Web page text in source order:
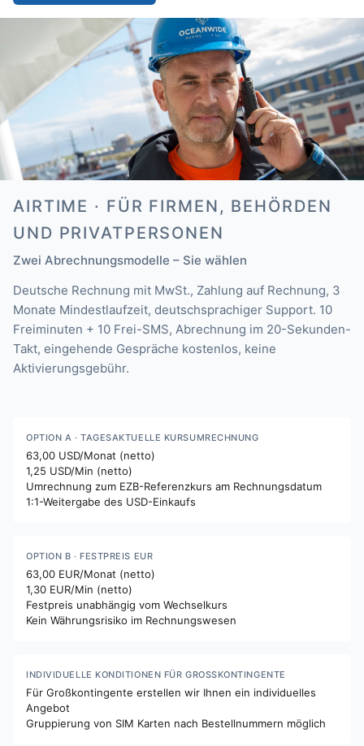
AIRTIME · FÜR FIRMEN, BEHÖRDEN
UND PRIVATPERSONEN
Zwei Abrechnungsmodelle – Sie wählen
Deutsche Rechnung mit MwSt., Zahlung auf Rechnung, 3
Monate Mindestlaufzeit, deutschsprachiger Support. 10
Freiminuten + 10 Frei-SMS, Abrechnung im 20-Sekunden-
Takt, eingehende Gespräche kostenlos, keine
Aktivierungsgebühr.
OPTION A · TAGESAKTUELLE KURSUMRECHNUNG
63,00 USD/Monat (netto)
1,25 USD/Min (netto)
Umrechnung zum EZB-Referenzkurs am Rechnungsdatum
1:1-Weitergabe des USD-Einkaufs
OPTION B · FESTPREIS EUR
63,00 EUR/Monat (netto)
1,30 EUR/Min (netto)
Festpreis unabhängig vom Wechselkurs
Kein Währungsrisiko im Rechnungswesen
INDIVIDUELLE KONDITIONEN FÜR GROSSKONTINGENTE
Für Großkontingente erstellen wir Ihnen ein individuelles
Angebot
Gruppierung von SIM Karten nach Bestellnummern möglich